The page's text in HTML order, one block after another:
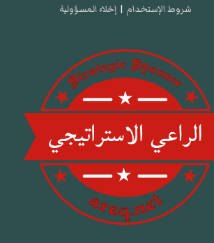
شروط الإستخدام | إخلاء المسؤولية